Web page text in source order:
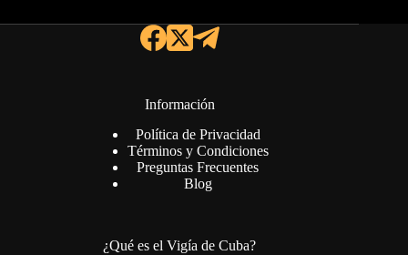
Información
Política de Privacidad
Términos y Condiciones
Preguntas Frecuentes
Blog
¿Qué es el Vigía de Cuba?